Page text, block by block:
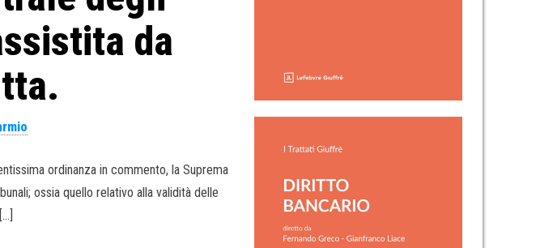
da
ordinanza in commento, la Suprema
ossia quello relativo alla validità delle